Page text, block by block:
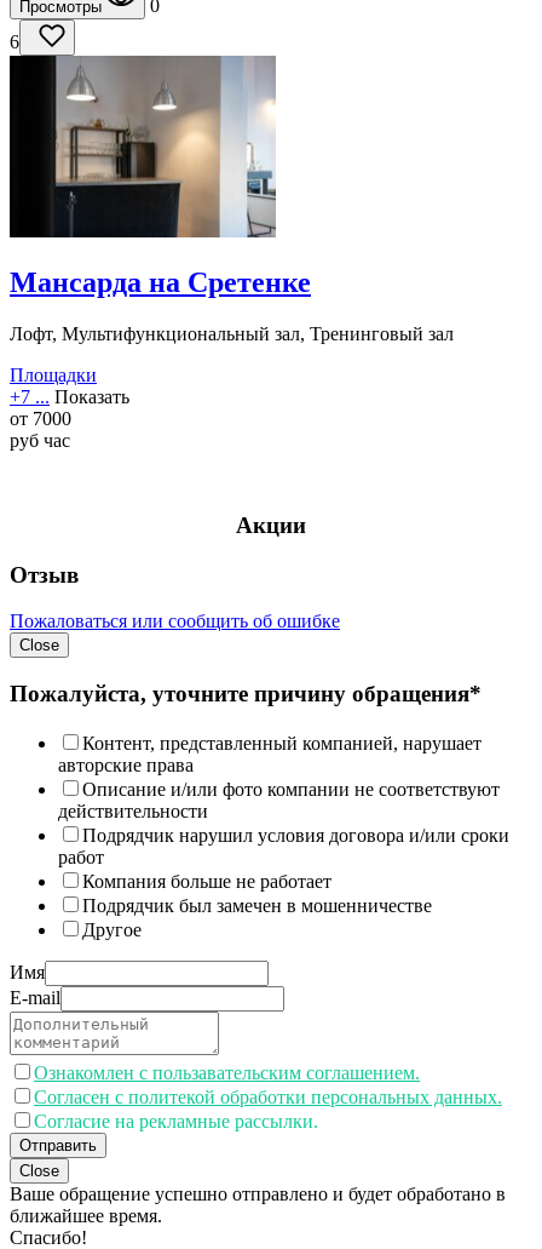
Просмотры
0
6
Мансарда на Сретенке
Лофт, Мультифункциональный зал, Тренинговый зал
Площадки
+7 ... Показать
от 7000
руб час
Акции
Отзыв
Пожаловаться или сообщить об ошибке
Close
Пожалуйста, уточните причину обращения*
Контент, представленный компанией, нарушает
авторские права
Описание и/или фото компании не соответствуют
действительности
Подрядчик нарушил условия договора и/или сроки
работ
Компания больше не работает
Подрядчик был замечен в мошенничестве
Другое
Имя
E-mail
Ознакомлен с пользавательским соглашением.
Согласен с политекой обработки персональных данных.
Согласие на рекламные рассылки.
Отправить
Close
Ваше обращение успешно отправлено и будет обработано в
ближайшее время.
Спасибо!